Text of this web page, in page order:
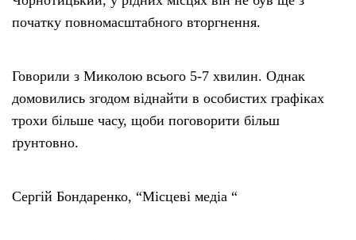
початку повномасштабного вторгнення.
Говорили з Миколою всього 5-7 хвилин. Однак
домовились згодом віднайти в особистих графіках
трохи більше часу, щоби поговорити більш
ґрунтовно.
Сергій Бондаренко, “Місцеві медіа “